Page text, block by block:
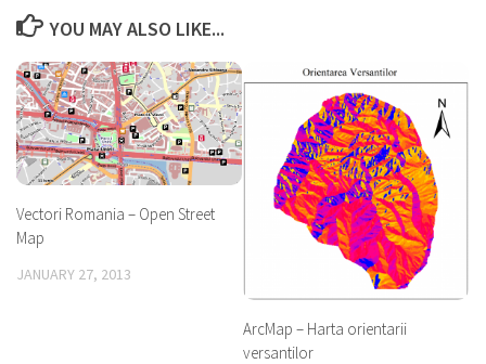
YOU MAY ALSO LIKE...
Vectori Romania – Open Street
Map
JANUARY 27, 2013
ArcMap – Harta orientarii
versantilor